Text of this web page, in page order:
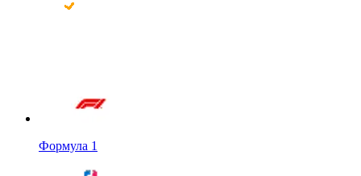
Формула 1